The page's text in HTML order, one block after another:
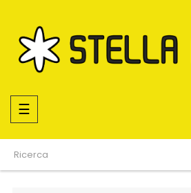
navigazione
Toggle
☰